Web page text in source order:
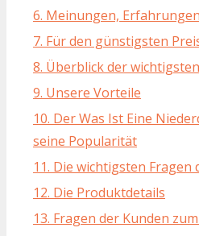
6. Meinungen,
7. Für den günstigsten
8. Überblick der
9. Unsere Vorteile
10. Der Was Ist Eine
seine Popularität
11. Die wichtigsten Fragen
12. Die Produktdetails
13. Fragen der Kunden